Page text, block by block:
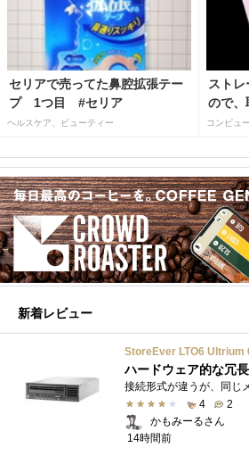
セリアで売ってた鼻腔拡張テー
プ 1つ目 #セリア
ヘルスケア、ビューティー
スト
ので、
コンピュ
新着レビュー
ハードウェア的な冗
4
2
かもみーるさん
14時間前